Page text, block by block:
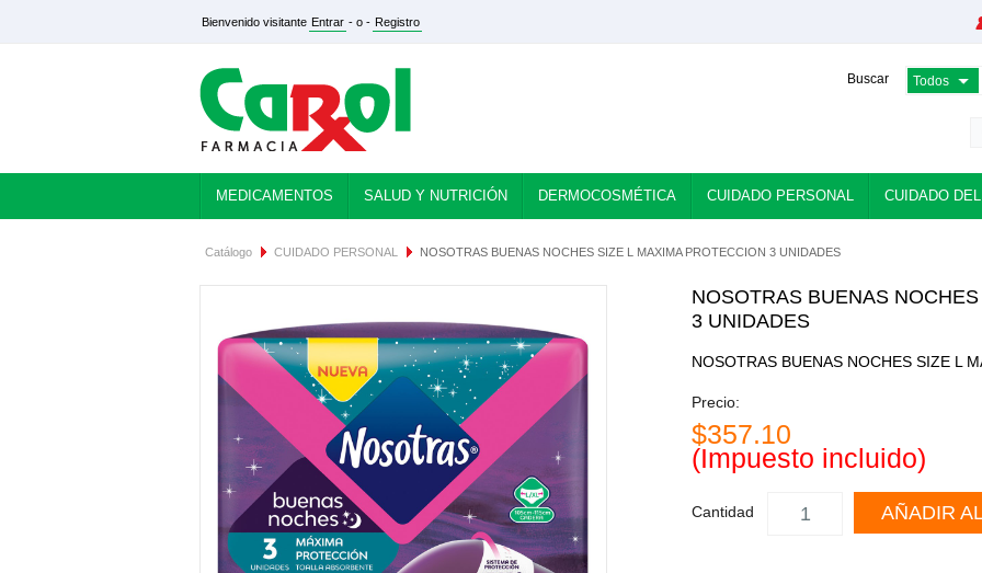
Bienvenido visitante Entrar - o - Registro
Buscar
MEDICAMENTOS SALUD Y NUTRICIÓN DERMOCOSMÉTICA CUIDADO PERSONAL CUIDADO
Catálogo CUIDADO PERSONAL NOSOTRAS BUENAS NOCHES SIZE L MAXIMA PROTECCION 3 UNIDADES
NOSOTRAS BUENAS
3 UNIDADES
NOSOTRAS BUENAS NOCHES SIZE L
Precio:
$357.10
(Impuesto incluido)
Cantidad AÑADIR